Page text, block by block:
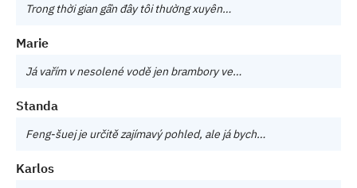
Trong thời gian gần đây tôi thường xuyên…
Marie
Já vařím v nesolené vodě jen brambory ve…
Standa
Feng-šuej je určitě zajímavý pohled, ale já bych…
Karlos